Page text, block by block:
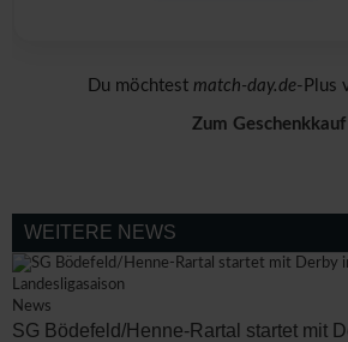
Du möchtest match-day.de-Plus
Zum Geschenkkauf
WEITERE NEWS
News
SG Bödefeld/Henne-Rartal startet mit